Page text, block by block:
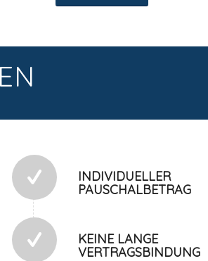
INDIVIDUELLER
PAUSCHALBETRAG
KEINE LANGE
VERTRAGSBINDUNG